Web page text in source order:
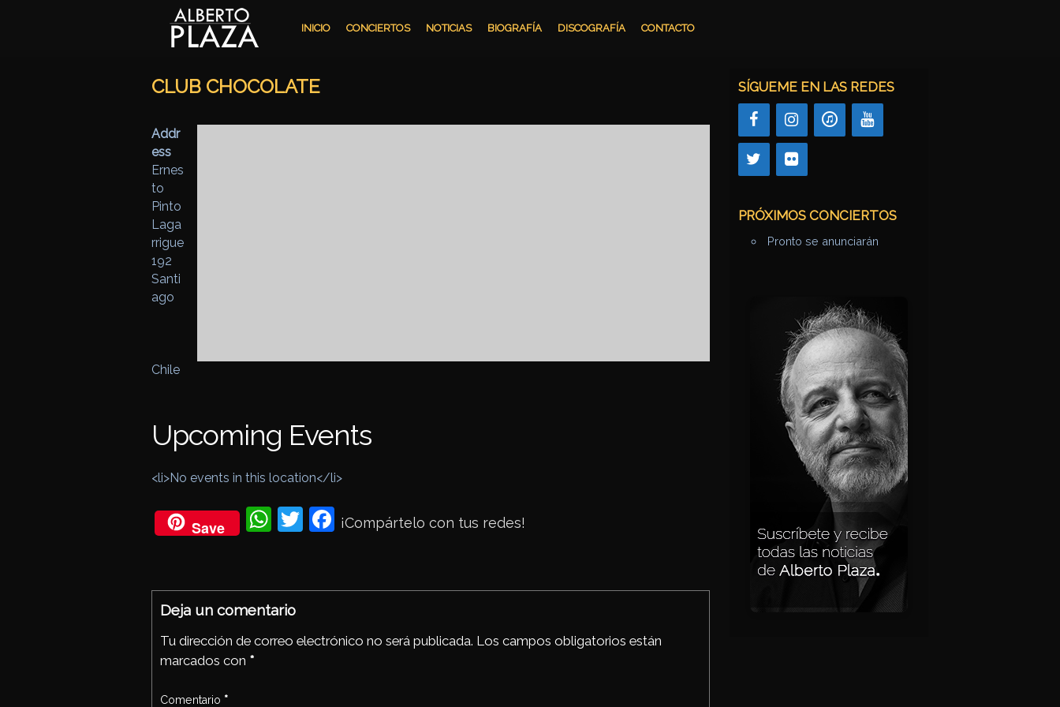
INICIO CONCIERTOS NOTICIAS BIOGRAFÍA DISCOGRAFÍA CONTACTO
CLUB CHOCOLATE
Addr
ess
Ernes
to
Pinto
Laga
rrigue
192
Santi
ago
Chile
Upcoming Events
<li>No events in this location</li>
Save
Wh
p
Twi
Fac
¡Compártelo con tus redes!
Deja un comentario
Tu dirección de correo electrónico no será publicada. Los campos obligatorios están
marcados con *
Comentario *
SÍGUEME EN LAS REDES
PRÓXIMOS CONCIERTOS
Pronto se anunciarán